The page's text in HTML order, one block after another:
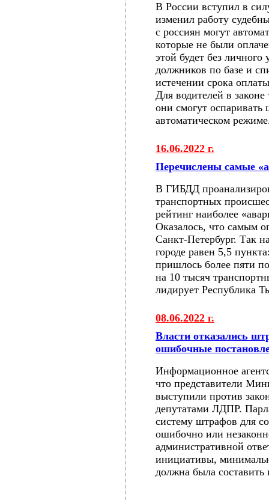
В России вступил в
изменил работу
с россиян могут
которые не были
этой будет без
должников по базе и
истечении срока
Для водителей в
они смогут
автоматическом
16.06.2022 г.
Перечислены самые
В ГИБДД
транспортных
рейтинг наиболее
Оказалось, что самым
Санкт-Петербург. Так
городе равен 5,5
пришлось более пяти
на 10 тысяч
лидирует Республика
08.06.2022 г.
Власти отказались
ошибочные
Информационное
что представители
выступили против
депутатами ЛДПР.
систему штрафов для
ошибочно или
административной
инициативы,
должна была составить